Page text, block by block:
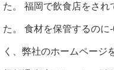
た。 福岡で飲食店をされ
た。 食材を保管するの
く、弊社のホームページ